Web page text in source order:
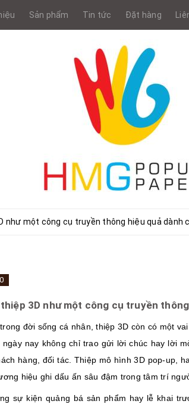
Sản phẩm Tin tức Đặt hàng
như một công cụ truyền thông hiệu quả dành
3D như một công cụ truyền
đời sống cá nhân, thiệp 3D còn có một
ngày nay không chỉ trao gửi lời chúc hay lời
hàng, đối tác. Thiệp mô hình 3D pop-up,
hiệu ghi dấu ấn sâu đậm trong tâm trí
sự kiện quảng bá sản phẩm hay lễ khai